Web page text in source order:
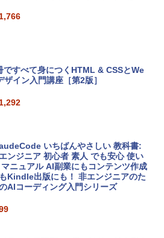
のために設計、Liquid Ret
360°保護 15.6 16インチ パソコ
限定】 HP ノートパソコ
fd 15.6インチ 16GBメモリ 512GB
ゲームコード】 ロブロックス | オン
ギフトカード - 2,000 Robux 【限
ゲームコード】 ロブロックス | オン
ギフトカード - 1000 Robux 【限
ーチャルアイテムを含む】 【オンラ
ゲームコード】 ロブロックス |オン
ですべて身につくHTML & CSSとWe
ザイン入門講座［第2版］
いちばんやさしい 教科書:
ンジニア 初心者 素人 でも安心 使い
ニュアル AI副業にもコンテンツ作成
Kindle出版にも！ 非エンジニアのた
AIコーディング入門シリーズ